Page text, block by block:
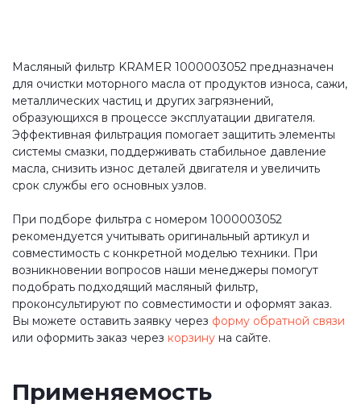
Масляный фильтр KRAMER 1000003052 предназначен
для очистки моторного масла от продуктов износа, сажи,
металлических частиц и других загрязнений,
образующихся в процессе эксплуатации двигателя.
Эффективная фильтрация помогает защитить элементы
системы смазки, поддерживать стабильное давление
масла, снизить износ деталей двигателя и увеличить
срок службы его основных узлов.
При подборе фильтра с номером 1000003052
рекомендуется учитывать оригинальный артикул и
совместимость с конкретной моделью техники. При
возникновении вопросов наши менеджеры помогут
подобрать подходящий масляный фильтр,
проконсультируют по совместимости и оформят заказ.
Вы можете оставить заявку через форму обратной связи
или оформить заказ через корзину на сайте.
Применяемость